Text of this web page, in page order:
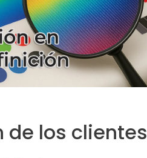
de los clientes